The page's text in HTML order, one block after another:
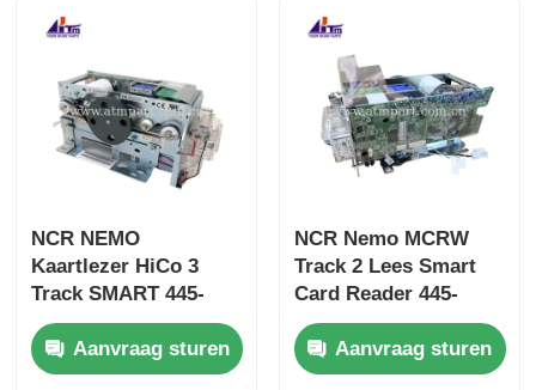
NCR NEMO
Kaartlezer HiCo 3
Track SMART 445-
0765159 4450765159
Aanvraag sturen
NCR Nemo MCRW
Track 2 Lees Smart
Card Reader 445-
0765158 4450765158
Aanvraag sturen